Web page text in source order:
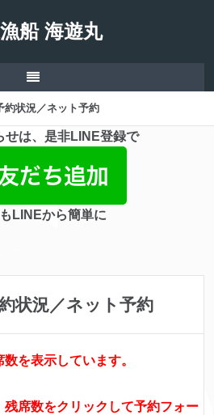
船 海遊丸
約状況／ネット予約
せは、是非LINE登録で
LINEから簡単に
状況／ネット予約
を表示しています。
席数をクリックして予約フォー